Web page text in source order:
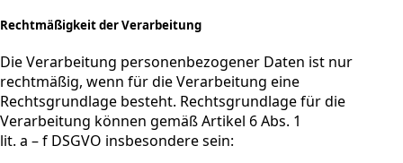
Rechtmäßigkeit der Verarbeitung
Die Verarbeitung personenbezogener Daten ist nur
rechtmäßig, wenn für die Verarbeitung eine
Rechtsgrundlage besteht. Rechtsgrundlage für die
Verarbeitung können gemäß Artikel 6 Abs. 1
lit. a – f DSGVO insbesondere sein: